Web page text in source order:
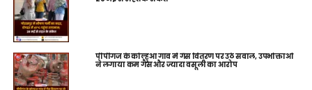
पीपीगंज के कोल्हुआ गांव में गैस वितरण पर उठे सवाल, उपभोक्ताओं
ने लगाया कम गैस और ज्यादा वसूली का आरोप